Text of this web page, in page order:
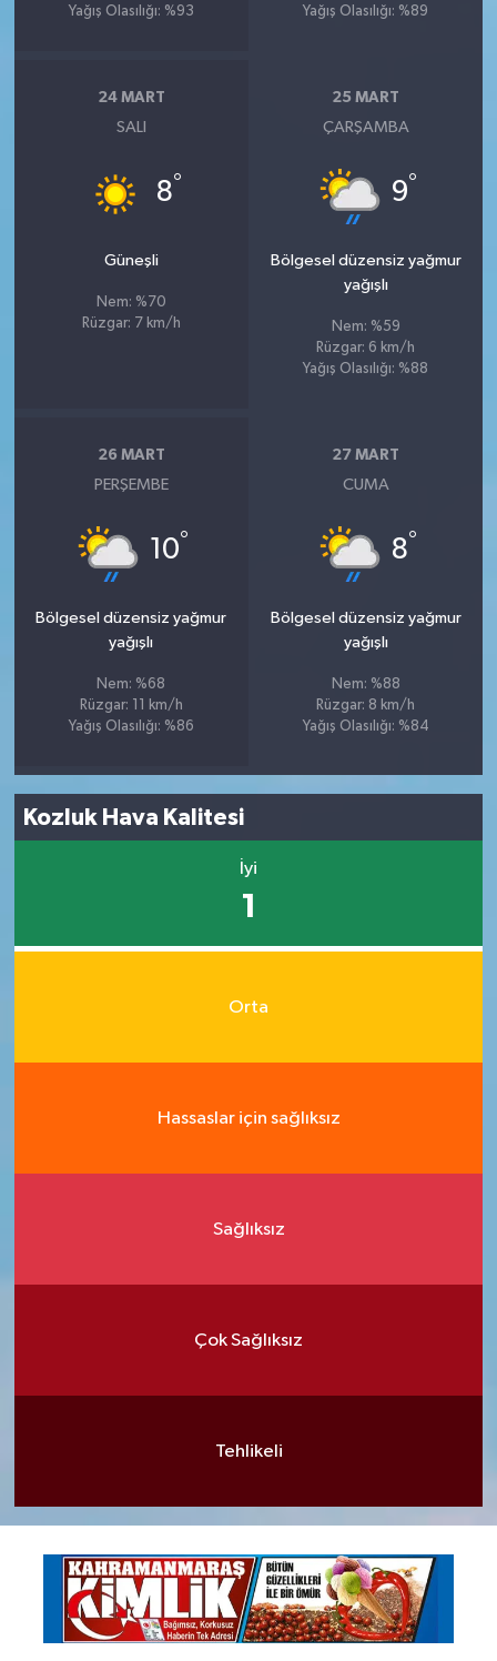
Yağış Olasılığı: %93
Yağış Olasılığı: %89
24 MART
SALI
8°
Güneşli
Nem: %70
Rüzgar: 7 km/h
25 MART
ÇARŞAMBA
9°
Bölgesel düzensiz yağmur
yağışlı
Nem: %59
Rüzgar: 6 km/h
Yağış Olasılığı: %88
26 MART
PERŞEMBE
10°
Bölgesel düzensiz yağmur
yağışlı
Nem: %68
Rüzgar: 11 km/h
Yağış Olasılığı: %86
27 MART
CUMA
8°
Bölgesel düzensiz yağmur
yağışlı
Nem: %88
Rüzgar: 8 km/h
Yağış Olasılığı: %84
Kozluk Hava Kalitesi
İyi
1
Orta
Hassaslar için sağlıksız
Sağlıksız
Çok Sağlıksız
Tehlikeli